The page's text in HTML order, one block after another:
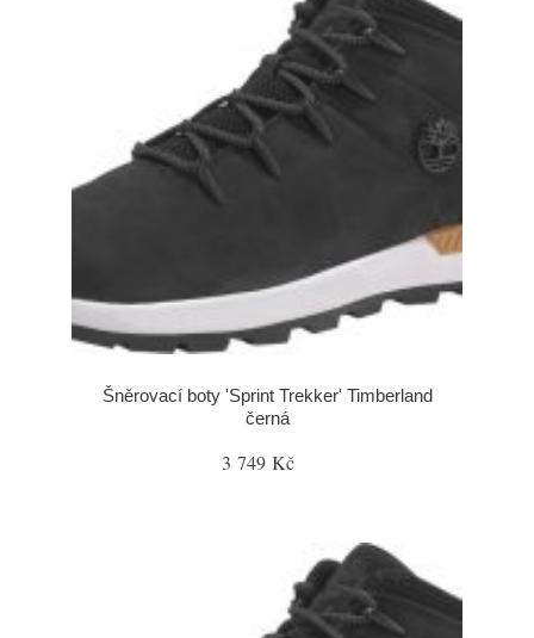
Šněrovací boty 'Sprint Trekker' Timberland
černá
3 749 Kč